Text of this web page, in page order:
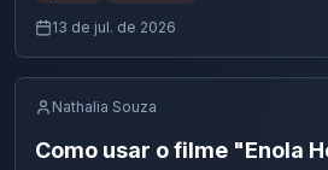
13 de jul. de 2026
Nathalia Souza
Como usar o filme "Enola